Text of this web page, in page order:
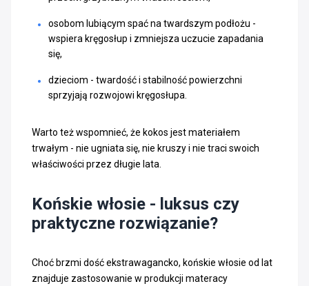
osobom lubiącym spać na twardszym podłożu -
wspiera kręgosłup i zmniejsza uczucie zapadania
się,
dzieciom - twardość i stabilność powierzchni
sprzyjają rozwojowi kręgosłupa.
Warto też wspomnieć, że kokos jest materiałem
trwałym - nie ugniata się, nie kruszy i nie traci swoich
właściwości przez długie lata.
Końskie włosie - luksus czy
praktyczne rozwiązanie?
Choć brzmi dość ekstrawagancko, końskie włosie od lat
znajduje zastosowanie w produkcji materacy